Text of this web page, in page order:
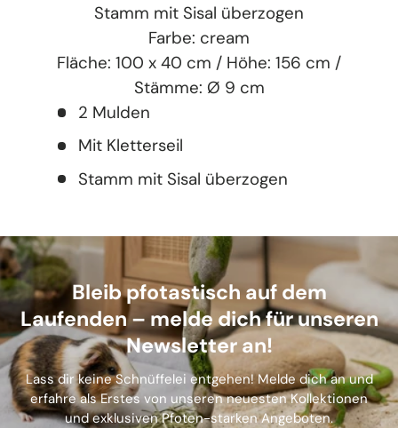
Stamm mit Sisal überzogen
Farbe: cream
Fläche: 100 x 40 cm / Höhe: 156 cm /
Stämme: Ø 9 cm
2 Mulden
Mit Kletterseil
Stamm mit Sisal überzogen
Bleib pfotastisch auf dem
Laufenden – melde dich für unseren
Newsletter an!
Lass dir keine Schnüffelei entgehen! Melde dich an und
erfahre als Erstes von unseren neuesten Kollektionen
und exklusiven Pfoten-starken Angeboten.